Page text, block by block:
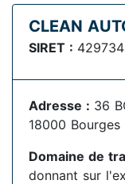
CLEAN
SIRET :
Adresse : 36
18000 Bourges
Domaine de
donnant sur